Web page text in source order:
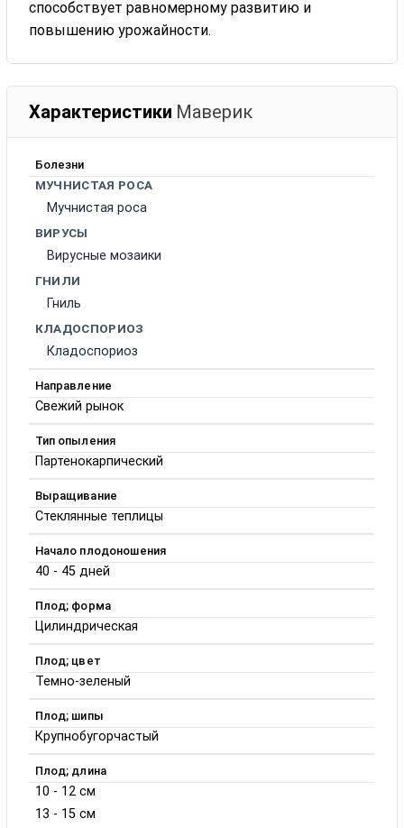
способствует равномерному развитию и
повышению урожайности.
Характеристики Маверик
Болезни
МУЧНИСТАЯ РОСА
Мучнистая роса
ВИРУСЫ
Вирусные мозаики
ГНИЛИ
Гниль
КЛАДОСПОРИОЗ
Кладоспориоз
Направление
Свежий рынок
Тип опыления
Партенокарпический
Выращивание
Стеклянные теплицы
Начало плодоношения
40 - 45 дней
Плод; форма
Цилиндрическая
Плод; цвет
Темно-зеленый
Плод; шипы
Крупнобугорчастый
Плод; длина
10 - 12 см
13 - 15 см